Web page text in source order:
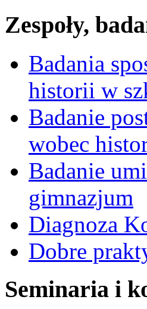
Zespoły,
Badania
historii w
Badanie
wobec
Badanie
gimnazjum
Diagnoza
Dobre
Seminaria i